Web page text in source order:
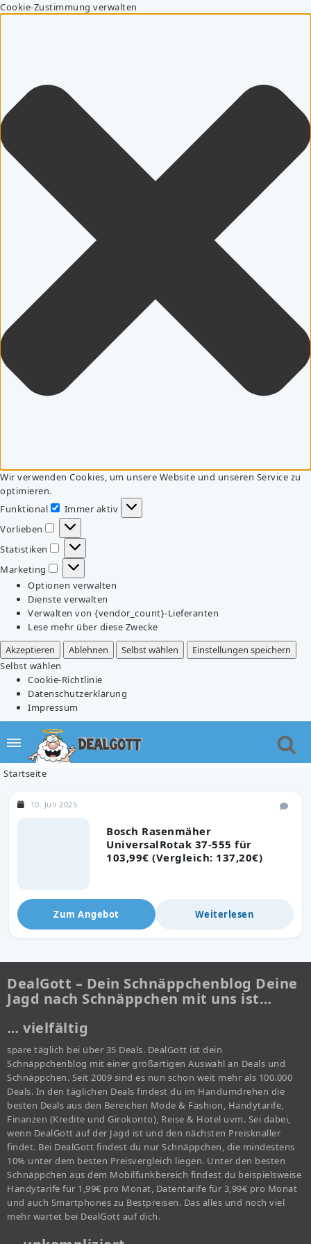
Cookie-Zustimmung verwalten
Wir verwenden Cookies, um unsere Website und unseren Service zu
optimieren.
Funktional
Funktional
Immer aktiv
Vorlieben
Vorlieben
Statistiken
Statistiken
Marketing
Marketing
Optionen verwalten
Dienste verwalten
Verwalten von {vendor_count}-Lieferanten
Lese mehr über diese Zwecke
Akzeptieren
Ablehnen Selbst wählen
Einstellungen speichern
Selbst wählen
Cookie-Richtlinie
Datenschutzerklärung
Impressum
Startseite
Bosch Rasenmäher
UniversalRotak 37-555 für
103,99€ (Vergleich: 137,20€)
10. Juli 2025
Zum Angebot Weiterlesen
DealGott – Dein Schnäppchenblog Deine
Jagd nach Schnäppchen mit uns ist…
… vielfältig
spare täglich bei über 35 Deals. DealGott ist dein
Schnäppchenblog mit einer großartigen Auswahl an Deals und
Schnäppchen. Seit 2009 sind es nun schon weit mehr als 100.000
Deals. In den täglichen Deals findest du im Handumdrehen die
besten Deals aus den Bereichen Mode & Fashion, Handytarife,
Finanzen (Kredite und Girokonto), Reise & Hotel uvm. Sei dabei,
wenn DealGott auf der Jagd ist und den nächsten Preisknaller
findet. Bei DealGott findest du nur Schnäppchen, die mindestens
10% unter dem besten Preisvergleich liegen. Unter den besten
Schnäppchen aus dem Mobilfunkbereich findest du beispielsweise
Handytarife für 1,99€ pro Monat, Datentarife für 3,99€ pro Monat
und auch Smartphones zu Bestpreisen. Das alles und noch viel
mehr wartet bei DealGott auf dich.